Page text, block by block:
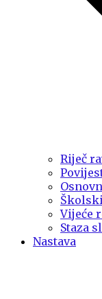
Riječ
Vijeće
Staza
Nastava